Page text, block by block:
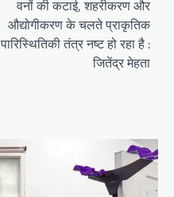
वनों की कटाई, शहरीकरण और
औद्योगीकरण के चलते प्राकृतिक
पारिस्थितिकी तंत्र नष्ट हो रहा है :
जितेंद्र मेहता